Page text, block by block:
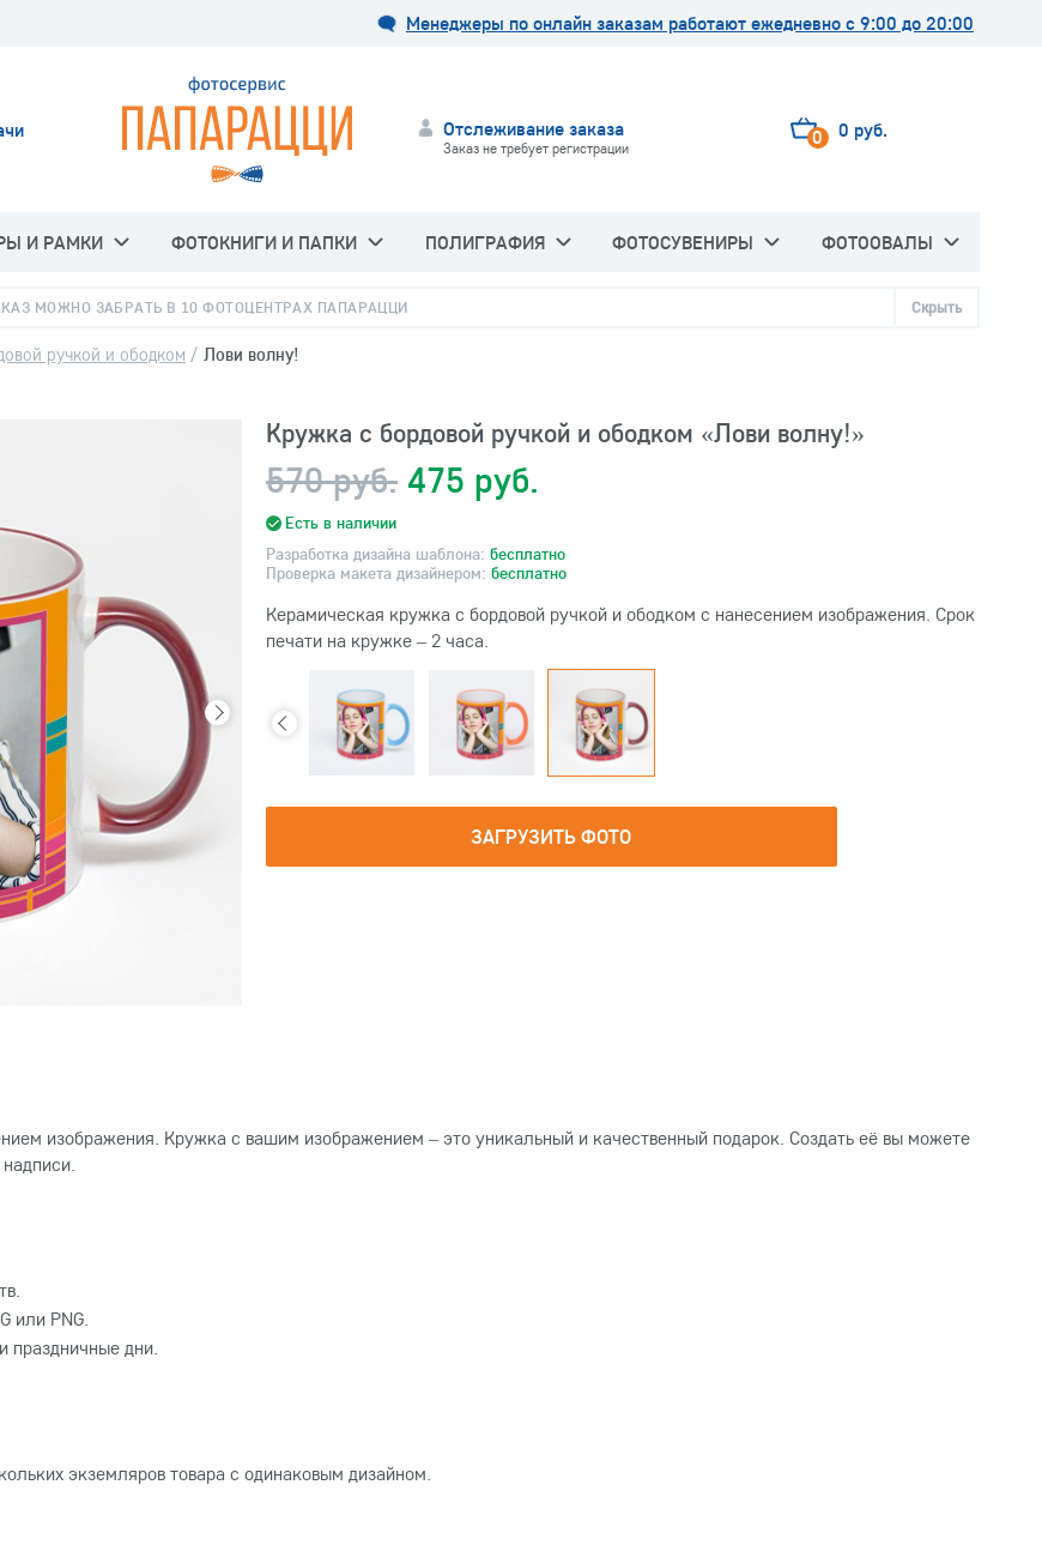
Менеджеры по онлайн заказам работают ежедневно с 9:00 до 20:00
Отслеживание заказа
Заказ не требует регистрации 0 0 руб.
И РАМКИ ФОТОКНИГИ И ПАПКИ ПОЛИГРАФИЯ ФОТОСУВЕНИРЫ ФОТООВАЛЫ
МОЖНО ЗАБРАТЬ В 10 ФОТОЦЕНТРАХ ПАПАРАЦЦИ Скрыть
ручкой и ободком / Лови волну!
Кружка с бордовой ручкой и ободком «Лови волну!»
570 руб. 475 руб.
Есть в наличии
Разработка дизайна шаблона: бесплатно
Проверка макета дизайнером: бесплатно
Керамическая кружка с бордовой ручкой и ободком с нанесением изображения. Срок
печати на кружке – 2 часа.
ЗАГРУЗИТЬ ФОТО
изображения. Кружка с вашим изображением – это уникальный и качественный подарок. Создать её вы можете
или PNG.
праздничные дни.
экземляров товара с одинаковым дизайном.